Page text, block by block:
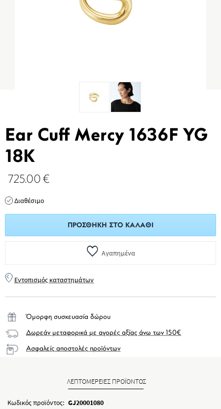
Ear Cuff Mercy 1636F YG
18K
725.00 €
Διαθέσιμο
ΠΡΟΣΘΉΚΗ ΣΤΟ ΚΑΛΆΘΙ
Αγαπημένα
Εντοπισμός καταστημάτων
Όμορφη συσκευασία δώρου
Δωρεάν μεταφορικά με αγορές αξίας άνω των 150€
Ασφαλείς αποστολές προϊόντων
ΛΕΠΤΟΜΕΡΕΙΕΣ ΠΡΟΪΟΝΤΟΣ
Κωδικός προϊόντος: GJ20001080